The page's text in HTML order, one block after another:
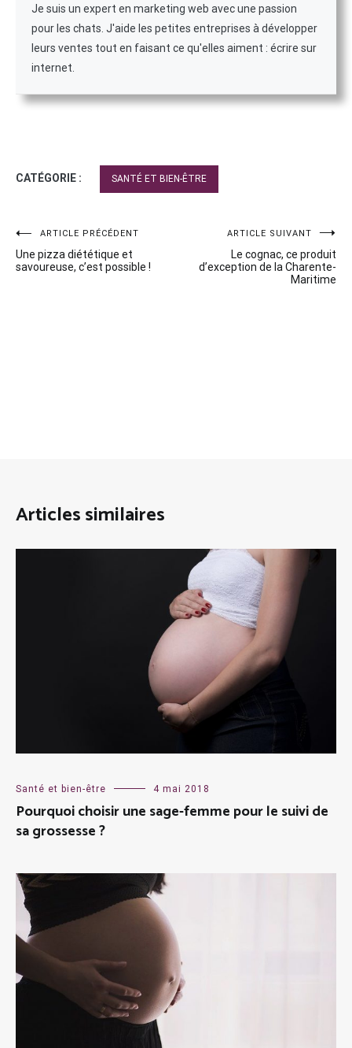
Je suis un expert en marketing web avec une passion
pour les chats. J'aide les petites entreprises à développer
leurs ventes tout en faisant ce qu'elles aiment : écrire sur
internet.
CATÉGORIE : SANTÉ ET BIEN-ÊTRE
Navigation
de
ARTICLE PRÉCÉDENT
Une pizza diététique et
savoureuse, c’est possible !
ARTICLE SUIVANT
Le cognac, ce produit
d’exception de la Charente-
Maritime
Articles similaires
Santé et bien-être 4 mai 2018
Pourquoi choisir une sage-femme pour le suivi de
sa grossesse ?